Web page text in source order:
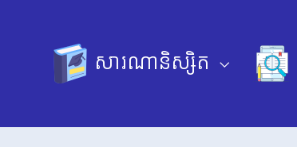
សារណានិស្សិត